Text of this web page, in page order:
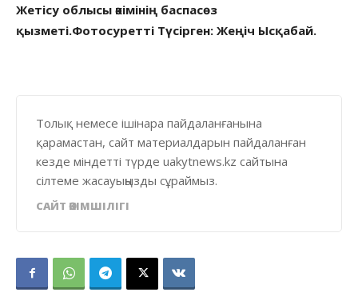
Жетісу облысы әкімінің баспасөз
қызметі.Фотосуретті Түсірген: Жеңіч Ысқабай.
Толық немесе ішінара пайдаланғанына
қарамастан, сайт материалдарын пайдаланған
кезде міндетті түрде uakytnews.kz сайтына
сілтеме жасауыңызды сұраймыз.
САЙТ ӘКІМШІЛІГІ